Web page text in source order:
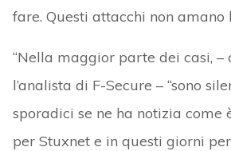
fare. Questi attacchi non amano
“Nella maggior parte dei casi, –
l’analista di F-Secure – “sono
sporadici se ne ha notizia come
per Stuxnet e in questi giorni